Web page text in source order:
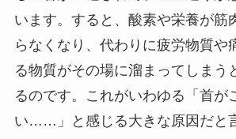
います。すると、酸素や栄養が筋
らなくなり、代わりに疲労物質や
る物質がその場に溜まってしまう
るのです。これがいわゆる「首が
い……」と感じる大きな原因だと